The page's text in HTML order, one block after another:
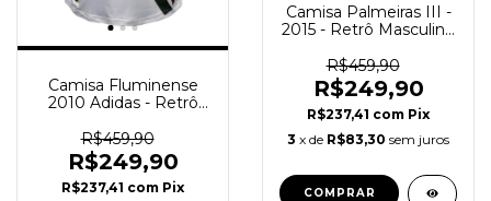
Camisa Fluminense
2010 Adidas - Retrô
R$459,90
R$249,90
R$237,41 com Pix
Camisa Palmeiras III -
2015 - Retrô Masculino
R$459,90
R$249,90
R$237,41 com Pix
3 x de R$83,30 sem juros
COMPRAR